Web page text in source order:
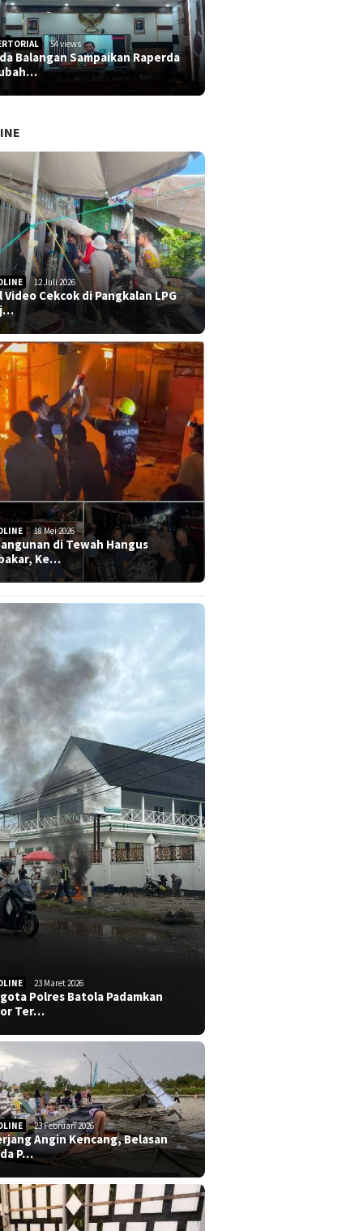
54 views
Balangan Sampaikan Raperda
12 Juli 2026
Video Cekcok di Pangkalan LPG
18 Mei 2026
di Tewah Hangus
Ke…
23 Maret 2026
Polres Batola Padamkan
Ter…
23 Februari 2026
Angin Kencang, Belasan
P…